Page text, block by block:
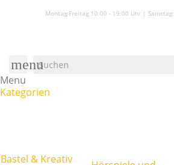
Montag-Freitag 10:00 - 19:00 Uhr | Samstag:
menu
Menu
Kategorien
Bastel & Kreativ